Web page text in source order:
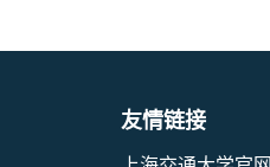
友情链接